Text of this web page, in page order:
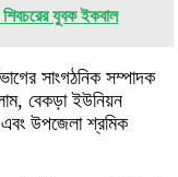
শিবচরের যুবক ইকবাল
সাংগঠনিক সম্পাদক
বেকড়া ইউনিয়ন
এবং উপজেলা শ্রমিক